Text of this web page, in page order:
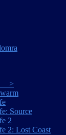
>
Source
2
2: Lost Coast